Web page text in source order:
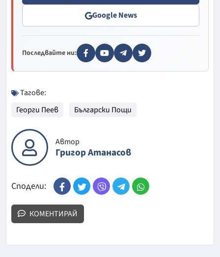
Google News
Последвайте ни:
Тагове:
Георги Пеев
Български Пощи
Автор
Григор Атанасов
Сподели:
КОМЕНТИРАЙ